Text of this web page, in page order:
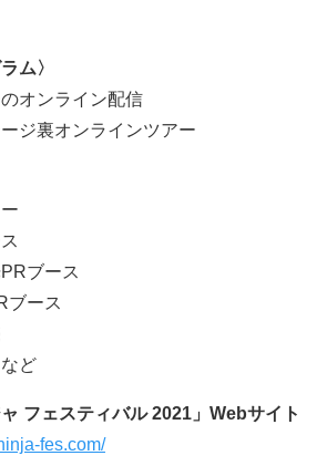
ム〉
オンライン配信
ジ裏オンラインツアー
ブース
ブース
ど
フェスティバル 2021」Webサイト
fes.com/